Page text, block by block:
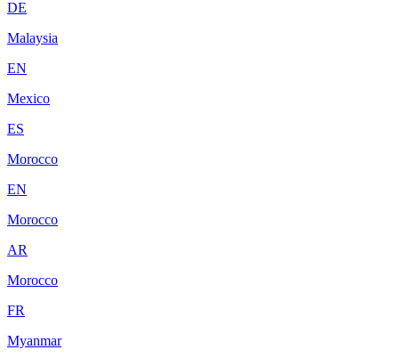
DE
Malaysia
EN
Mexico
ES
Morocco
EN
Morocco
AR
Morocco
FR
Myanmar